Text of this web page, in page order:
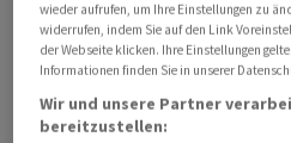
Zur Verbesserung der Lage
Bundesbeitrag ab 2027 und
Medizinprodukte beitragen.
Mai zusätzliche 2,7 Millionen
wieder aufrufen, um Ihre Einstellungen zu
widerrufen, indem Sie auf den Link
der Webseite klicken. Ihre Einstellungen
Informationen finden Sie in unserer
Wir und unsere Partner
bereitzustellen: